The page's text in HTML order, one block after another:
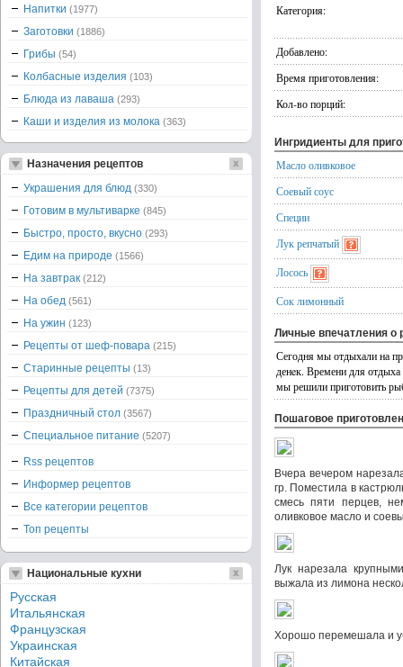
Категория:
Добавлено:
Время приготовления:
Кол-во порций:
Ингридиенты для
Масло оливковое
Соевый соус
Специи
Лук репчатый
Лосось
Сок лимонный
Личные впечатления о
Сегодня мы отдыхали на
денeк. Времени для
мы решили приготовить
Пошаговое
Вчера вечером
гр. Поместила в
смесь пяти перцев,
оливковое масло и
Лук нарезала
выжала из лимона
Хорошо перемешала и
Напитки (1977)
Заготовки (1886)
Грибы (54)
Колбасные изделия (103)
Блюда из лаваша (293)
Каши и изделия из молока (363)
Назначения рецептов
Украшения для блюд (330)
Готовим в мультиварке (845)
Быстро, просто, вкусно (293)
Едим на природе (1566)
На завтрак (212)
На обед (561)
На ужин (123)
Рецепты от шеф-повара (215)
Старинные рецепты (13)
Рецепты для детей (7375)
Праздничный стол (3567)
Специальное питание (5207)
Rss рецептов
Информер рецептов
Все категории рецептов
Топ рецепты
Национальные кухни
Русская
Итальянская
Французская
Украинская
Китайская